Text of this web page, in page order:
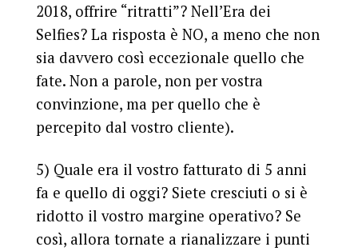
2018, offrire “ritratti”? Nell’Era dei
Selfies? La risposta è NO, a meno che non
sia davvero così eccezionale quello che
fate. Non a parole, non per vostra
convinzione, ma per quello che è
percepito dal vostro cliente).
5) Quale era il vostro fatturato di 5 anni
fa e quello di oggi?Siete cresciuti o si è
ridotto il vostro margine operativo? Se
così, allora tornate a rianalizzare i punti